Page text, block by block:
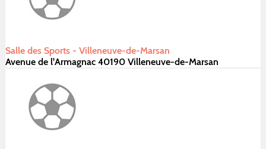
Salle des Sports - Villeneuve-de-Marsan
Avenue de l'Armagnac 40190 Villeneuve-de-Marsan